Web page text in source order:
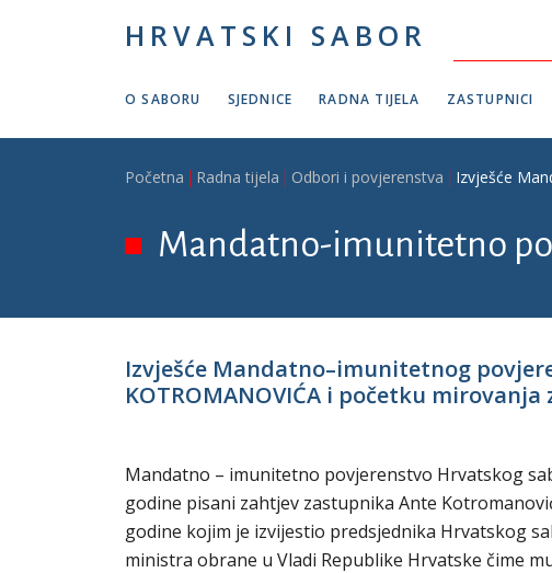
HRVATSKI SABOR
O SABORU SJEDNICE RADNA TIJELA ZASTUPNICI
Breadcrumb
Početna Radna tijela Odbori i povjerenstva Izvješće
Mandatno-imunitetno
Izvješće Mandatno–imunitetnog
KOTROMANOVIĆA i početku
Mandatno – imunitetno povjerenstvo Hrvatskog
godine pisani zahtjev zastupnika Ante
godine kojim je izvijestio predsjednika Hrvatskog
ministra obrane u Vladi Republike Hrvatske čime